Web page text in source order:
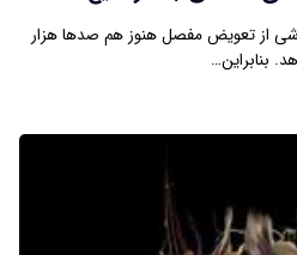
از تعویض مفصل هنوز هم صدها هزار
بنابراین…